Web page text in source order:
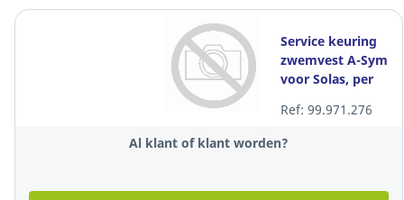
Service keuring
zwemvest A-Sym
voor Solas, per
Ref: 99.971.276
Al klant of klant worden?